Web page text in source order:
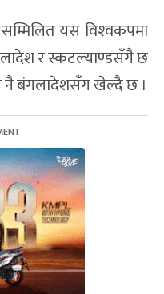
यस विश्‍वकपमा
र स्कटल्याण्डसँगै छ
नै बंगलादेशसँग खेल्दै छ ।